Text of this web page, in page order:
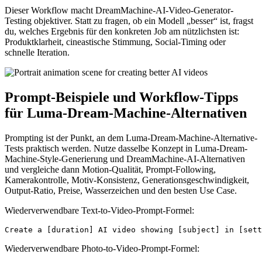
Dieser Workflow macht DreamMachine-AI-Video-Generator-
Testing objektiver. Statt zu fragen, ob ein Modell „besser“ ist, fragst
du, welches Ergebnis für den konkreten Job am nützlichsten ist:
Produktklarheit, cineastische Stimmung, Social-Timing oder
schnelle Iteration.
Prompt-Beispiele und Workflow-Tipps
für Luma-Dream-Machine-Alternativen
Prompting ist der Punkt, an dem Luma-Dream-Machine-Alternative-
Tests praktisch werden. Nutze dasselbe Konzept in Luma-Dream-
Machine-Style-Generierung und DreamMachine-AI-Alternativen
und vergleiche dann Motion-Qualität, Prompt-Following,
Kamerakontrolle, Motiv-Konsistenz, Generationsgeschwindigkeit,
Output-Ratio, Preise, Wasserzeichen und den besten Use Case.
Wiederverwendbare Text-to-Video-Prompt-Formel:
Wiederverwendbare Photo-to-Video-Prompt-Formel: